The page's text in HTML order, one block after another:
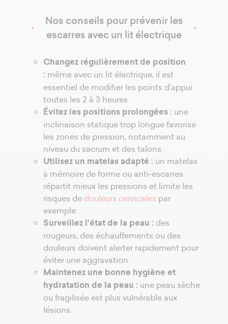
Nos conseils pour prévenir les
escarres avec un lit électrique
Changez régulièrement de position
: même avec un lit électrique, il est
essentiel de modifier les points d’appui
toutes les 2 à 3 heures.
Évitez les positions prolongées : une
inclinaison statique trop longue favorise
les zones de pression, notamment au
niveau du sacrum et des talons.
Utilisez un matelas adapté : un matelas
à mémoire de forme ou anti-escarres
répartit mieux les pressions et limite les
risques de douleurs cervicales par
exemple.
Surveillez l’état de la peau : des
rougeurs, des échauffements ou des
douleurs doivent alerter rapidement pour
éviter une aggravation.
Maintenez une bonne hygiène et
hydratation de la peau : une peau sèche
ou fragilisée est plus vulnérable aux
lésions.